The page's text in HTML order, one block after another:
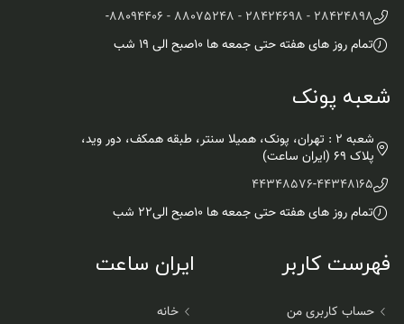
28424898 - 28424698 - 88075248 - 88094406
-
تمام روز های هفته حتی جمعه ها ۱۰صبح الی ۱۹ شب
شعبه پونک
شعبه 2 : تهران، پونک، همیلا سنتر، طبقه همکف، دور وید،
پلاک 69 (ایران ساعت)
44348165
-
44348576
تمام روز های هفته حتی جمعه ها ۱۰صبح الی۲۲ شب
فهرست کاربر
حساب کاربری من
ایران ساعت
خانه